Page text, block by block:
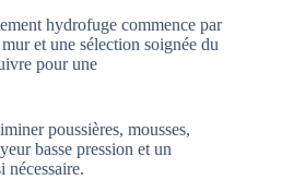
hydrofuge commence par
et une sélection soignée du
pour une
poussières, mousses,
basse pression et un
nécessaire.